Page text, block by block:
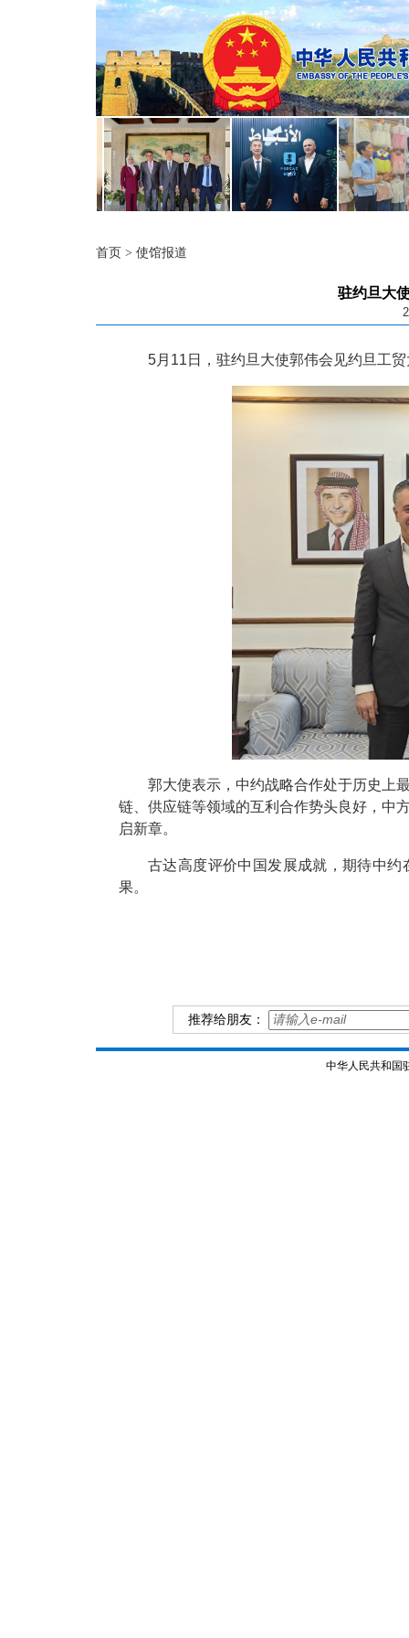
首页 > 使馆报道
驻约旦大
5月11日，驻约旦大使郭伟会见约旦工
郭大使表示，中约战略合作处于历史上
链、供应链等领域的互利合作势头良好，中
启新章。
古达高度评价中国发展成就，期待中
果。
推荐给朋友：
中华人民共和国